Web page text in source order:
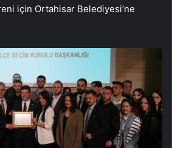
için Ortahisar Belediyesi’ne